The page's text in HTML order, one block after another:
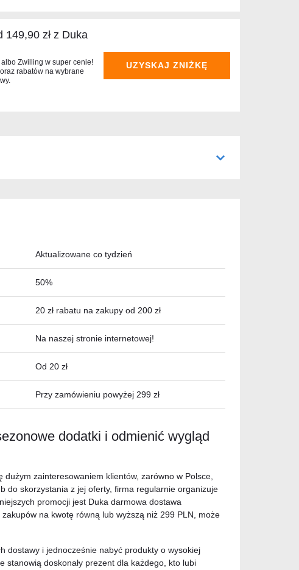
149,90 zł z Duka
Zwilling w super cenie!
rabatów na wybrane
UZYSKAJ ZNIŻKĘ
Aktualizowane co tydzień
50%
20 zł rabatu na zakupy od 200 zł
Na naszej stronie internetowej!
Od 20 zł
Przy zamówieniu powyżej 299 zł
dodatki i odmienić wygląd
zainteresowaniem klientów, zarówno w Polsce,
do skorzystania z jej oferty, firma regularnie organizuje
promocji jest Duka darmowa dostawa
na kwotę równą lub wyższą niż 299 PLN, może
dostawy i jednocześnie nabyć produkty o wysokiej
doskonały prezent dla każdego, kto lubi